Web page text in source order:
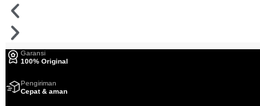
Garansi
100% Original
Pengiriman
Cepat & aman